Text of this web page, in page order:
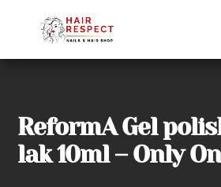
ReformA Gel
lak 10ml – Only